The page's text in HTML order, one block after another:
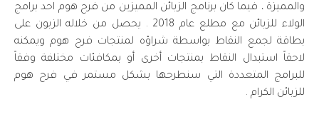
والمميزة ، فيما كان برنامج الزبائن المميزين من فرح هوم احد برامج
الولاء للزبائن مع مطلع عام 2018 . يحصل من خلاله الزبون على
بطاقة لجمع النقاط بواسطة شراؤه لمنتجات فرح هوم ويمكنه
لاحقاً استبدال النقاط بمنتجات أخرى أو بمكافئات مختلفة وفقاً
للبرامج المتعددة التي سنطرحها بشكل مستمر في فرح هوم
للزبائن الكرام .